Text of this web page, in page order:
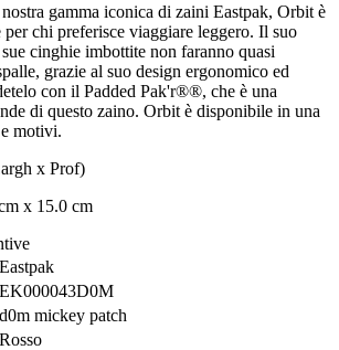
gamma iconica di zaini Eastpak, Orbit è
chi preferisce viaggiare leggero. Il suo
cinghie imbottite non faranno quasi
grazie al suo design ergonomico ed
con il Padded Pak'r®®, che è una
di questo zaino. Orbit è disponibile in una
motivi.
x Prof)
x 15.0 cm
Eastpak
EK000043D0M
d0m mickey patch
Rosso